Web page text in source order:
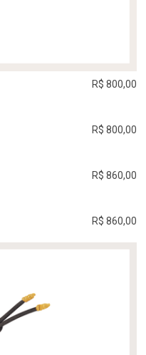
R$ 800,00
R$ 800,00
R$ 860,00
R$ 860,00